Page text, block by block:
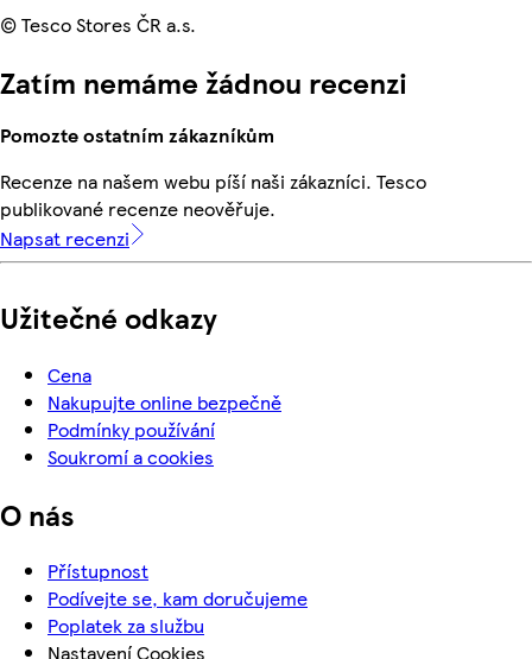
© Tesco Stores ČR a.s.
Zatím nemáme žádnou recenzi
Pomozte ostatním zákazníkům
Recenze na našem webu píší naši zákazníci. Tesco
publikované recenze neověřuje.
Napsat recenzi
Užitečné odkazy
Cena
Nakupujte online bezpečně
Podmínky používání
Soukromí a cookies
O nás
Přístupnost
Podívejte se, kam doručujeme
Poplatek za službu
Nastavení Cookies